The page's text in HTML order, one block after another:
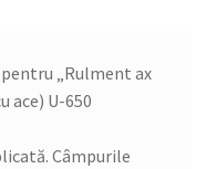
„Rulment ax
ace) U-650
Câmpurile